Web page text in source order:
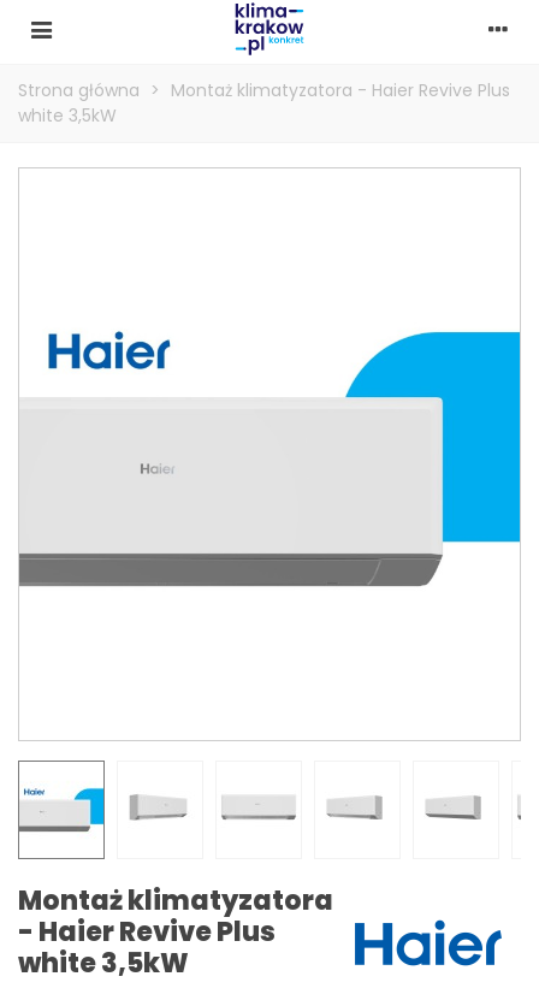
Strona główna > Montaż klimatyzatora - Haier Revive Plus
white 3,5kW
Montaż klimatyzatora
- Haier Revive Plus
white 3,5kW